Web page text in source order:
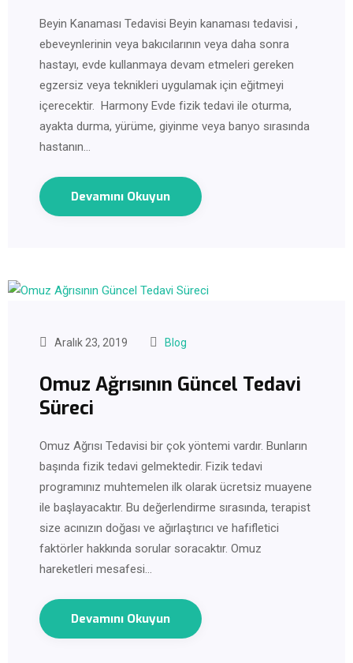
Beyin Kanaması Tedavisi Beyin kanaması tedavisi ,
ebeveynlerinin veya bakıcılarının veya daha sonra
hastayı, evde kullanmaya devam etmeleri gereken
egzersiz veya teknikleri uygulamak için eğitmeyi
içerecektir. Harmony Evde fizik tedavi ile oturma,
ayakta durma, yürüme, giyinme veya banyo sırasında
hastanın…
Devamını Okuyun
Aralık 23, 2019 Blog
Omuz Ağrısının Güncel Tedavi
Süreci
Omuz Ağrısı Tedavisi bir çok yöntemi vardır. Bunların
başında fizik tedavi gelmektedir. Fizik tedavi
programınız muhtemelen ilk olarak ücretsiz muayene
ile başlayacaktır. Bu değerlendirme sırasında, terapist
size acınızın doğası ve ağırlaştırıcı ve hafifletici
faktörler hakkında sorular soracaktır. Omuz
hareketleri mesafesi…
Devamını Okuyun